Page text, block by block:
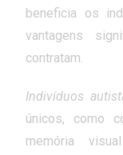
beneficia os
vantagens
contratam.
Indivíduos
únicos, como
memória